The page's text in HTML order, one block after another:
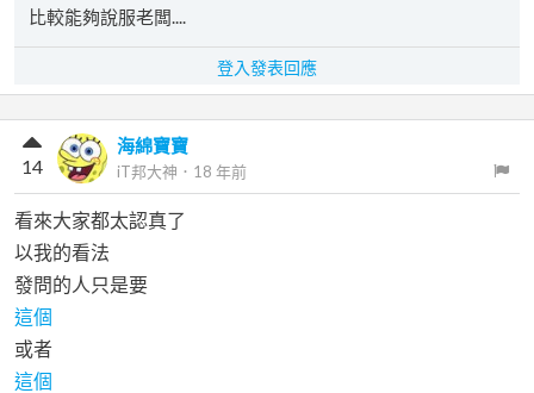
比較能夠說服老闆....
登入發表回應
海綿寶寶
iT邦大神 ． 18 年前
14
看來大家都太認真了
以我的看法
發問的人只是要
這個
或者
這個